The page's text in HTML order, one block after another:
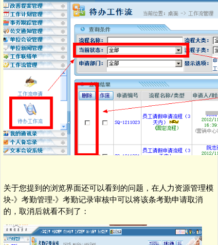
关于您提到的浏览界面还可以看到的问题，在人力资源管理模
块-》考勤管理-》考勤记录审核中可以将该条考勤申请取消
的，取消后就看不到了：